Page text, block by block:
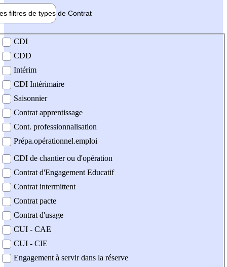
filtres de types de Contrat
contrat
CDI
CDD
Intérim
CDI Intérimaire
Saisonnier
Contrat apprentissage
Cont. professionnalisation
Prépa.opérationnel.emploi
CDI de chantier ou d'opération
Contrat d'Engagement Educatif
Contrat intermittent
Contrat pacte
Contrat d'usage
CUI - CAE
CUI - CIE
Engagement à servir dans la réserve